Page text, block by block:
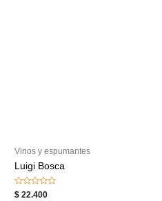
Vinos y espumantes
Luigi Bosca
Valorado
$ 22.400